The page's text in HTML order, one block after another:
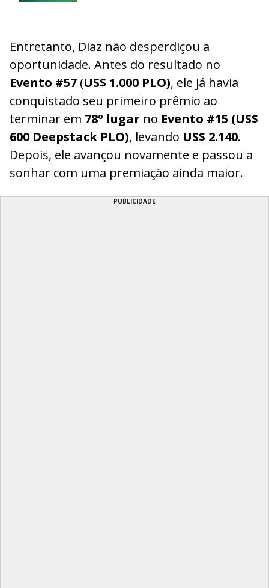
Entretanto, Diaz não desperdiçou a
oportunidade. Antes do resultado no
Evento #57 (US$ 1.000 PLO), ele já havia
conquistado seu primeiro prêmio ao
terminar em 78º lugar no Evento #15 (US$
600 Deepstack PLO), levando US$ 2.140.
Depois, ele avançou novamente e passou a
sonhar com uma premiação ainda maior.
PUBLICIDADE